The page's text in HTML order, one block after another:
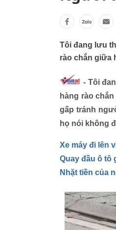
Tôi đang lưu
rào chắn giữa
- Tôi
hàng rào
gấp tránh
họ nói không
Xe máy đi lên
Quay đầu ô tô
Nhặt tiền của